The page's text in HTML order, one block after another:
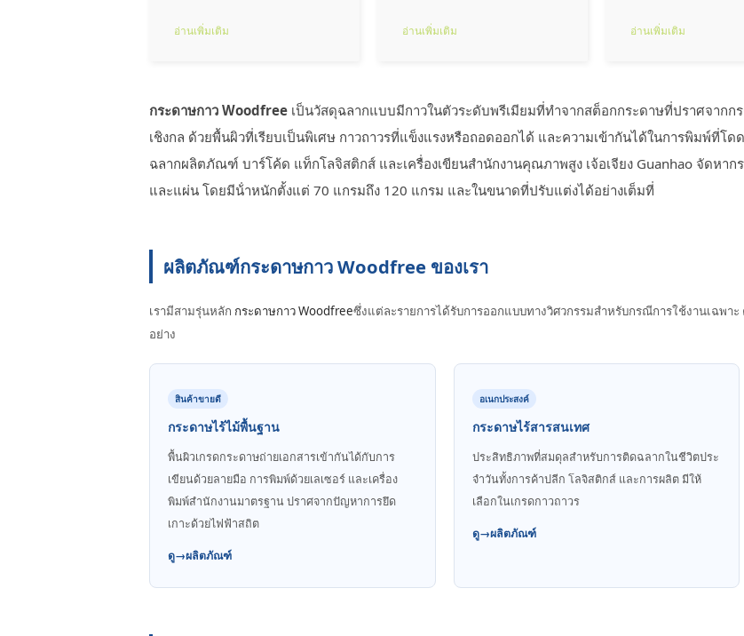
อ่านเพิ่มเติม อ่านเพิ่มเติม อ่านเพิ่มเติม
กระดาษกาว Woodfree เป็นวัสดุฉลากแบบมีกาวในตัวระดับพรีเมียมที่ทําจากสต็อกกระดาษที่ปราศจากก
เชิงกล ด้วยพื้นผิวที่เรียบเป็นพิเศษ กาวถาวรที่แข็งแรงหรือถอดออกได้ และความเข้ากันได้ในการพิมพ์ที่โด
ฉลากผลิตภัณฑ์ บาร์โค้ด แท็กโลจิสติกส์ และเครื่องเขียนสํานักงานคุณภาพสูง เจ้อเจียง Guanhao จัดหา
และแผ่น โดยมีน้ําหนักตั้งแต่ 70 แกรมถึง 120 แกรม และในขนาดที่ปรับแต่งได้อย่างเต็มที่
ผลิตภัณฑ์กระดาษกาว Woodfree ของเรา
เรามีสามรุ่นหลัก กระดาษกาว Woodfreeซึ่งแต่ละรายการได้รับการออกแบบทางวิศวกรรมสําหรับกรณีการใช้งานเฉ
อย่าง
สินค้าขายดี
กระดาษไร้ไม้พื้นฐาน
พื้นผิวเกรดกระดาษถ่ายเอกสารเข้ากันได้กับการ
เขียนด้วยลายมือ การพิมพ์ด้วยเลเซอร์ และเครื่อง
พิมพ์สํานักงานมาตรฐาน ปราศจากปัญหาการยึด
เกาะด้วยไฟฟ้าสถิต
ดู→ผลิตภัณฑ์
อเนกประสงค์
กระดาษไร้สารสนเทศ
ประสิทธิภาพที่สมดุลสําหรับการติดฉลากในชีวิตประ
จําวันทั้งการค้าปลีก โลจิสติกส์ และการผลิต มีให้
เลือกในเกรดกาวถาวร
ดู→ผลิตภัณฑ์